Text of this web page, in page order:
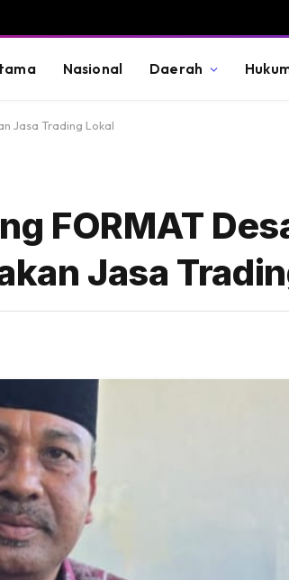
Nasional Daerah
Jasa Trading Lokal
FORMAT
Jasa